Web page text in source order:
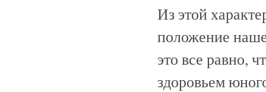
Из этой
положение
это все равно,
здоровьем